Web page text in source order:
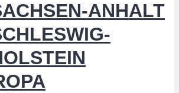
ANHALT